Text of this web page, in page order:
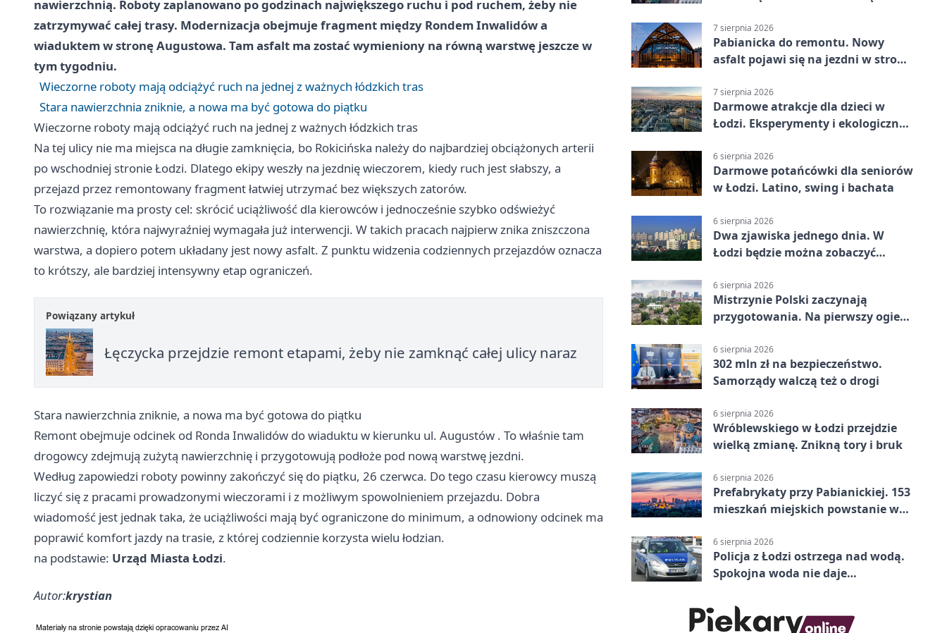
nawierzchnią. Roboty zaplanowano po godzinach największego ruchu i pod ruchem, żeby nie
zatrzymywać całej trasy. Modernizacja obejmuje fragment między Rondem Inwalidów a
wiaduktem w stronę Augustowa. Tam asfalt ma zostać wymieniony na równą warstwę jeszcze w
tym tygodniu.
Wieczorne roboty mają odciążyć ruch na jednej z ważnych łódzkich tras
Stara nawierzchnia zniknie, a nowa ma być gotowa do piątku
Wieczorne roboty mają odciążyć ruch na jednej z ważnych łódzkich tras
Na tej ulicy nie ma miejsca na długie zamknięcia, bo Rokicińska należy do najbardziej obciążonych arterii
po wschodniej stronie Łodzi. Dlatego ekipy weszły na jezdnię wieczorem, kiedy ruch jest słabszy, a
przejazd przez remontowany fragment łatwiej utrzymać bez większych zatorów.
To rozwiązanie ma prosty cel: skrócić uciążliwość dla kierowców i jednocześnie szybko odświeżyć
nawierzchnię, która najwyraźniej wymagała już interwencji. W takich pracach najpierw znika zniszczona
warstwa, a dopiero potem układany jest nowy asfalt. Z punktu widzenia codziennych przejazdów oznacza
to krótszy, ale bardziej intensywny etap ograniczeń.
Powiązany artykuł
Łęczycka przejdzie remont etapami, żeby nie zamknąć całej ulicy naraz
Stara nawierzchnia zniknie, a nowa ma być gotowa do piątku
Remont obejmuje odcinek od Ronda Inwalidów do wiaduktu w kierunku ul. Augustów . To właśnie tam
drogowcy zdejmują zużytą nawierzchnię i przygotowują podłoże pod nową warstwę jezdni.
Według zapowiedzi roboty powinny zakończyć się do piątku, 26 czerwca. Do tego czasu kierowcy muszą
liczyć się z pracami prowadzonymi wieczorami i z możliwym spowolnieniem przejazdu. Dobra
wiadomość jest jednak taka, że uciążliwości mają być ograniczone do minimum, a odnowiony odcinek ma
poprawić komfort jazdy na trasie, z której codziennie korzysta wielu łodzian.
na podstawie: Urząd Miasta Łodzi.
Autor:krystian
7 sierpnia 2026
Pabianicka do remontu. Nowy
asfalt pojawi się na jezdni w stronę
7 sierpnia 2026
Darmowe atrakcje dla dzieci w
Łodzi. Eksperymenty i ekologiczny
6 sierpnia 2026
Darmowe potańcówki dla seniorów
w Łodzi. Latino, swing i bachata
6 sierpnia 2026
Dwa zjawiska jednego dnia. W
Łodzi będzie można zobaczyć
6 sierpnia 2026
Mistrzynie Polski zaczynają
przygotowania. Na pierwszy ogień
6 sierpnia 2026
302 mln zł na bezpieczeństwo.
Samorządy walczą też o drogi
6 sierpnia 2026
Wróblewskiego w Łodzi przejdzie
wielką zmianę. Znikną tory i bruk
6 sierpnia 2026
Prefabrykaty przy Pabianickiej. 153
mieszkań miejskich powstanie w
6 sierpnia 2026
Policja z Łodzi ostrzega nad wodą.
Spokojna woda nie daje